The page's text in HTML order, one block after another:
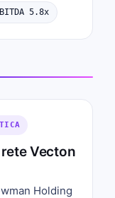
5.8x
Vecton
Holding